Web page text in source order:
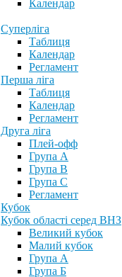
Календар
Суперліга
Таблиця
Календар
Регламент
Перша ліга
Таблиця
Календар
Регламент
Друга ліга
Плей-офф
Група А
Група В
Група С
Регламент
Кубок
Кубок області серед ВНЗ
Великий кубок
Малий кубок
Група А
Група Б